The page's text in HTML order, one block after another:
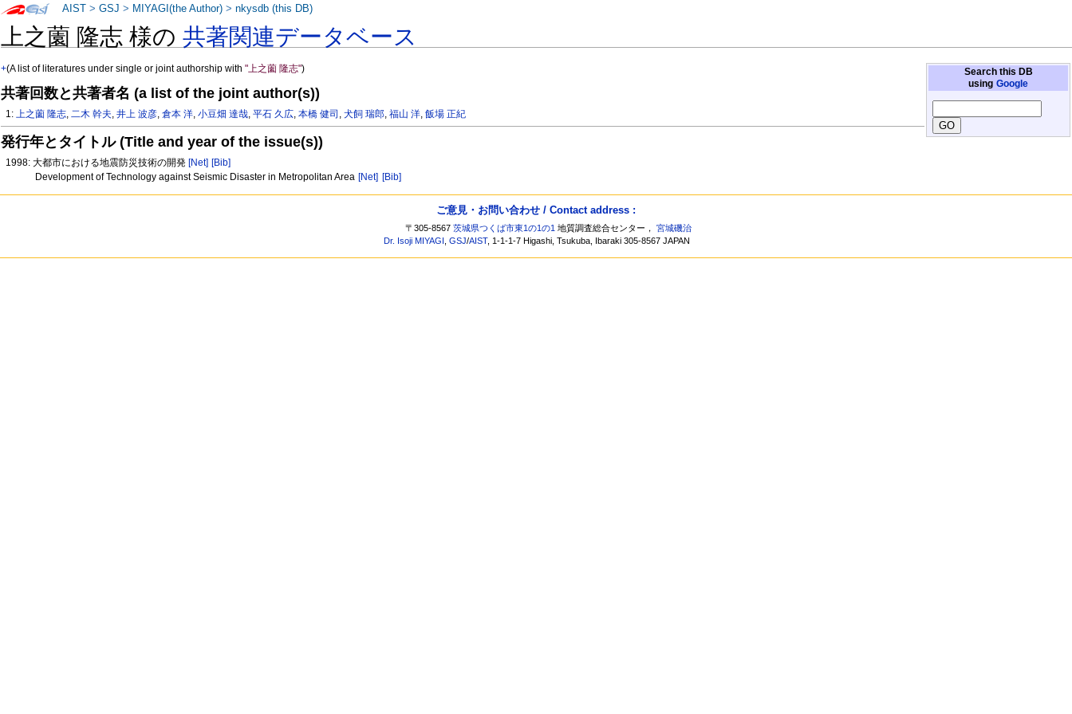
上之薗 隆志 様の共著関連データベース
Search this DB
using Google
+(A list of literatures under single or joint authorship with"上之薗 隆志")
共著回数と共著者名 (a list of the joint author(s))
1:上之薗 隆志,二木 幹夫,井上 波彦,倉本 洋,小豆畑 達哉,平石 久広,本橋 健司 ,犬飼 瑞郎,福山 洋,飯場 正紀
発行年とタイトル (Title and year of the issue(s))
1998: 大都市における地震防災技術の開発 [Net] [Bib]
Development of Technology against Seismic Disaster in Metropolitan Area [Net] [Bib]
AIST >GSJ > MIYAGI(the Author) >nkysdb (this DB)
ご意見・お問い合わせ / Contact address :
〒305-8567茨城県つくば市東1の1の1 地質調査総合センター，宮城磯治
Dr. Isoji MIYAGI ,GSJ/AIST, 1-1-1-7 Higashi, Tsukuba, Ibaraki 305-8567 JAPAN